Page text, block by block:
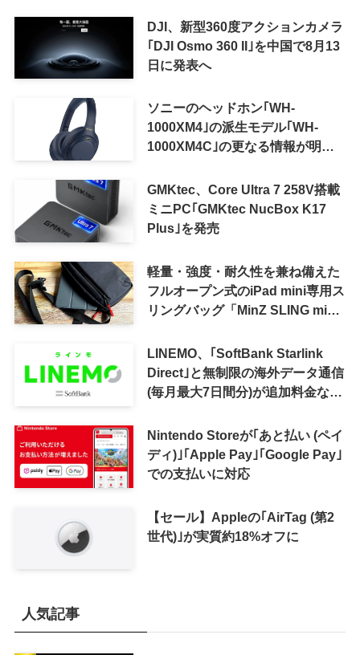
DJI、新型360度アクションカメラ
｢DJI Osmo 360 II｣を中国で8月13
日に発表へ
ソニーのヘッドホン｢WH-
1000XM4｣の派生モデル｢WH-
1000XM4C｣の更なる情報が明ら
GMKtec、Core Ultra 7 258V搭載
ミニPC｢GMKtec NucBox K17
Plus｣を発売
軽量・強度・耐久性を兼ね備えた
フルオープン式のiPad mini専用ス
リングバッグ「MinZ SLING mini
LINEMO、｢SoftBank Starlink
Direct｣と無制限の海外データ通信
(毎月最大7日間分)が追加料金なし
Nintendo Storeが｢あと払い (ペイ
ディ)｣｢Apple Pay｣｢Google Pay｣
での支払いに対応
【セール】Appleの｢AirTag (第2
世代)｣が実質約18%オフに
人気記事